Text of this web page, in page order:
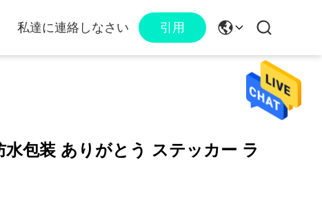
私達に連絡しなさい 引用
水包装 ありがとう ステッカー ラ